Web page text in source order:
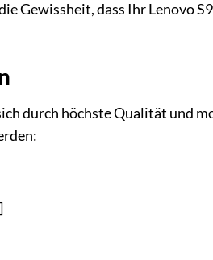
Gewissheit, dass Ihr Lenovo
durch höchste Qualität und